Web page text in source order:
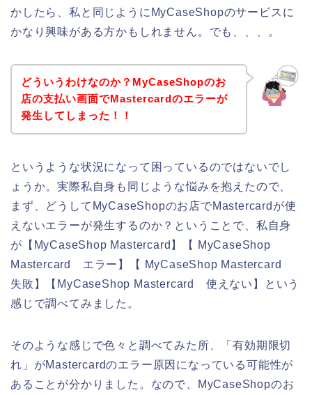
かしたら、私と同じようにMyCaseShopのサービスに
かなり興味がある方かもしれません。でも、、、。
どういうわけなのか？MyCaseShopのお
店の支払い画面でMastercardのエラーが
発生してしまった！！
というような状況になって困っているのではないでし
ょうか。実際私自身も同じような悩みを抱えたので、
まず、どうしてMyCaseShopのお店でMastercardが使
えないエラーが発生するのか？ということで、私自身
が【MyCaseShop Mastercard】【 MyCaseShop
Mastercard エラー】【 MyCaseShop Mastercard
失敗】【MyCaseShop Mastercard 使えない】という
感じで調べてみました。
そのような感じで色々と調べてみた所、「有効期限切
れ」がMastercardのエラー原因になっている可能性が
あることが分かりました。なので、MyCaseShopのお